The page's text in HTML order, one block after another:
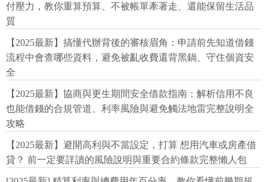
付壓力，教你重算預算、不被帳單牽著走、還能保留生活品
質
【2025最新】搞懂代辦背後的審核眉角：申請前先知道借錢
流程中會查哪些資料，避免被亂收費還背黑鍋、守住個資安
全
【2025最新】協商與更生期間安全借款指南：解析信用不良
也能借錢的合規管道、利率風險與避免觸法地雷完整說明全
攻略
【2025最新】避開高利與不當設定，打算 想用汽車或房產借
貸？ 前一定要詳讀的風險說明與重要合約條款完整懶人包